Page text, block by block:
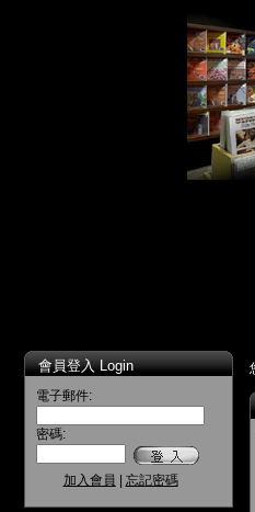
會員登入 Login
電子郵件:
密碼:
加入會員 忘記密碼